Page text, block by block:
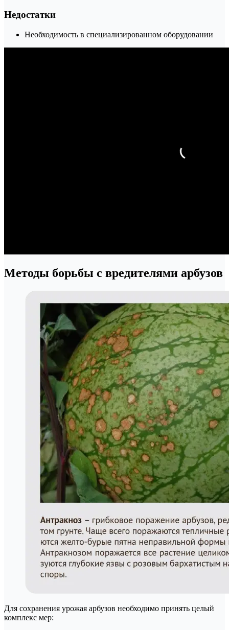
Недостатки
Необходимость в специализированном оборудовании
Методы борьбы с вредителями арбузов
Для сохранения урожая арбузов необходимо принять целый
комплекс мер: